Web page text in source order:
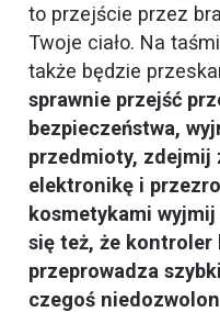
to przejście przez
Twoje ciało. Na
także będzie
sprawnie przejść
bezpieczeństwa,
przedmioty, zdejmij
elektronikę i
kosmetykami
się też, że kontroler
przeprowadza
czegoś